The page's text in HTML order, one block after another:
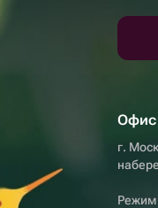
Офис
г.
Режим